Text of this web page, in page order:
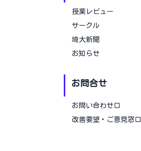
授業レビュー
サークル
埼大新聞
お知らせ
お問合せ
お問い合わせ口
改善要望・ご意見窓口